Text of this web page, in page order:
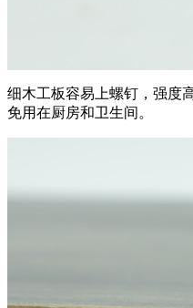
细木工板容易上螺钉，强度
免用在厨房和卫生间。